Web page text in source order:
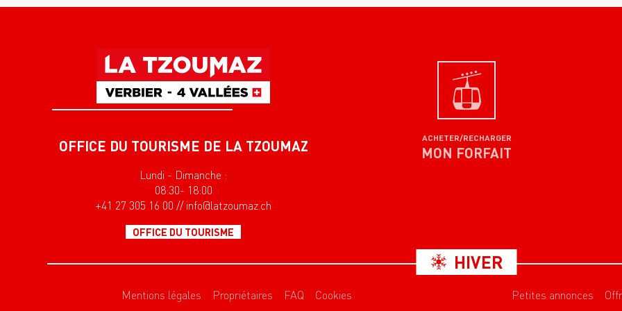
OFFICE DU TOURISME DE LA TZOUMAZ
Lundi - Dimanche :
08:30- 18:00
+41 27 305 16 00 // info@latzoumaz.ch
OFFICE DU TOURISME
ACHETER/RECHARGER
MON FORFAIT
HIVER
Mentions légales Propriétaires FAQ Cookies Petites annonces